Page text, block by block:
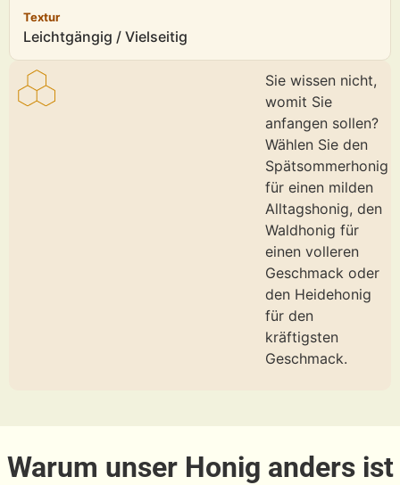
Textur
Leichtgängig / Vielseitig
Sie wissen nicht,
womit Sie
anfangen sollen?
Wählen Sie den
Spätsommerhonig
für einen milden
Alltagshonig, den
Waldhonig für
einen volleren
Geschmack oder
den Heidehonig
für den
kräftigsten
Geschmack.
Warum unser Honig anders ist